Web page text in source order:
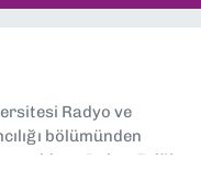
Radyo ve
bölümünden
oldum. Dokuz Eylül